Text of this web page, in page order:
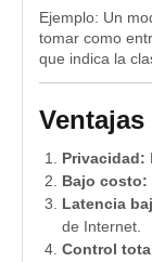
Ejemplo: Un
tomar como
que indica la
Privacidad:
Bajo costo:
Latencia
de Internet.
Control